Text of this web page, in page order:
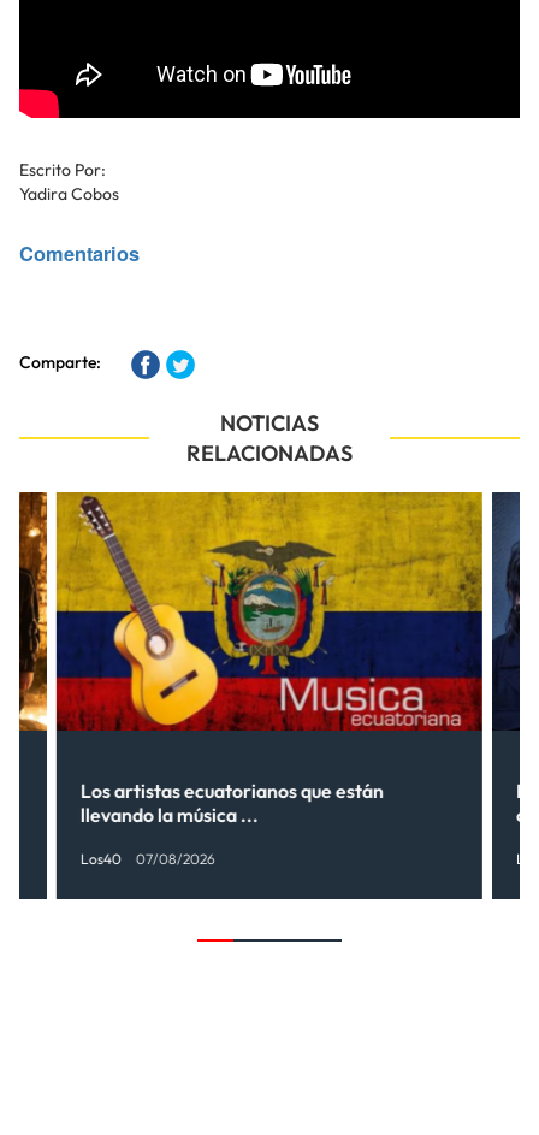
Escrito Por:
Yadira Cobos
Comentarios
Comparte:
NOTICIAS
RELACIONADAS
Los artistas ecuatorianos que están
llevando la música ...
Los40 07/08/2026